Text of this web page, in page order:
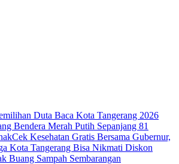
Duta Baca Kota Tangerang 2026
Bendera Merah Putih Sepanjang 81
Cek Kesehatan Gratis Bersama Gubernur,
Kota Tangerang Bisa Nikmati Diskon
Buang Sampah Sembarangan